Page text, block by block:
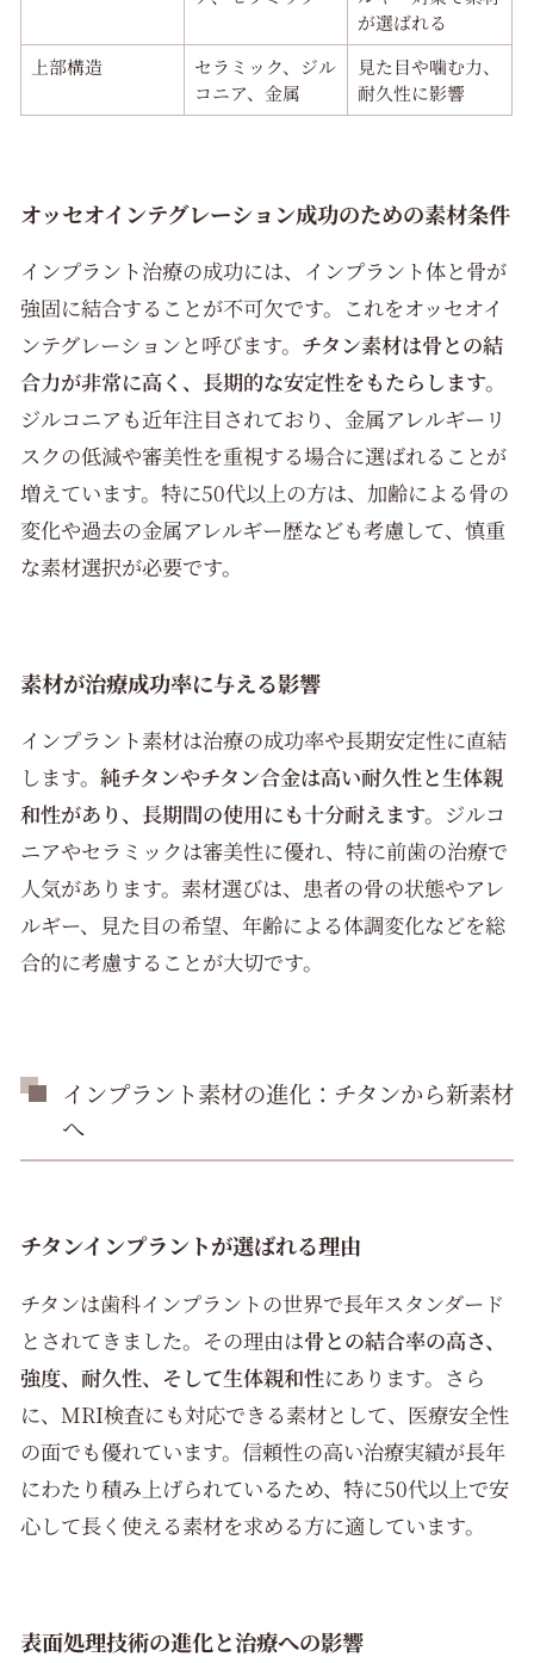
が選ばれる
上部構造
セラミック、ジル
コニア、金属
見た目や噛む力、
耐久性に影響
オッセオインテグレーション成功のための素材条件
インプラント治療の成功には、インプラント体と骨が
強固に結合することが不可欠です。これをオッセオイ
ンテグレーションと呼びます。 チタン素材は骨との結
合力が非常に高く、長期的な安定性をもたらします。
ジルコニアも近年注目されており、金属アレルギーリ
スクの低減や審美性を重視する場合に選ばれることが
増えています。特に50代以上の方は、加齢による骨の
変化や過去の金属アレルギー歴なども考慮して、慎重
な素材選択が必要です。
素材が治療成功率に与える影響
インプラント素材は治療の成功率や長期安定性に直結
します。純チタンやチタン合金は高い耐久性と生体親
和性があり、長期間の使用にも十分耐えます。 ジルコ
ニアやセラミックは審美性に優れ、特に前歯の治療で
人気があります。素材選びは、患者の骨の状態やアレ
ルギー、見た目の希望、年齢による体調変化などを総
合的に考慮することが大切です。
インプラント素材の進化：チタンから新素材
へ
チタンインプラントが選ばれる理由
チタンは歯科インプラントの世界で長年スタンダード
とされてきました。その理由は骨との結合率の高さ、
強度、耐久性、そして生体親和性にあります。さら
に、MRI検査にも対応できる素材として、医療安全性
の面でも優れています。信頼性の高い治療実績が長年
にわたり積み上げられているため、特に50代以上で安
心して長く使える素材を求める方に適しています。
表面処理技術の進化と治療への影響